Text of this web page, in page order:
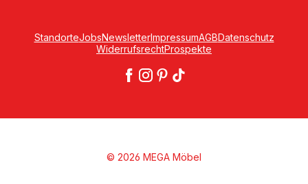
StandorteJobsNewsletterImpressumAGBDatenschutz
WiderrufsrechtProspekte
© 2026 MEGA Möbel